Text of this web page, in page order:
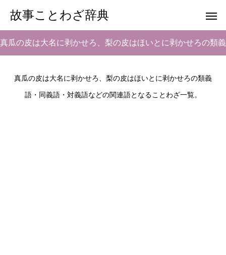
故事ことわざ辞典
真瓜の皮は大名に剥かせろ、梨の皮はほいとに剥かせろの類義
真瓜の皮は大名に剥かせろ、梨の皮はほいとに剥かせろの類義
語・同義語・対義語などの関連語となることわざ一覧。